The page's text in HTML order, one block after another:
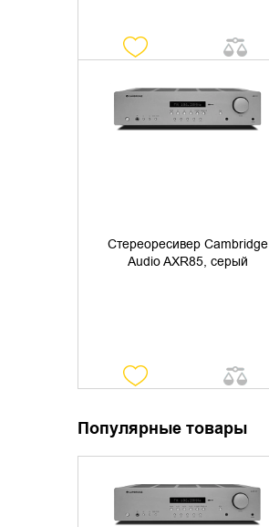
Стереоресивер Cambridge
Audio AXR85, серый
УТОЧНИТЬ НАЛИЧИЕ
Популярные товары
УТОЧНИТЬ НАЛИЧИЕ